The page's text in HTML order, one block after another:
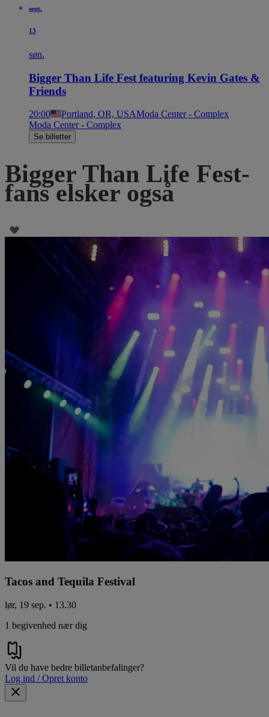
sept.
13
søn.
Bigger Than Life Fest featuring Kevin Gates &
Friends
20:00 Portland, OR, USAModa Center - Complex
Moda Center - Complex
Se billetter
Bigger Than Life Fest-
fans elsker også
Tacos and Tequila Festival
lør, 19 sep. • 13.30
1 begivenhed nær dig
Vil du have bedre billetanbefalinger?
Log ind / Opret konto